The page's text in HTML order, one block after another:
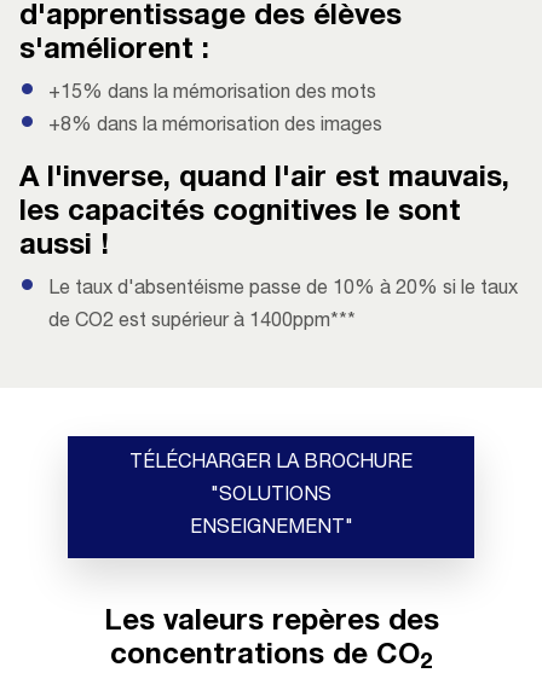
d'apprentissage des élèves
s'améliorent :
+15% dans la mémorisation des mots
+8% dans la mémorisation des images
A l'inverse, quand l'air est mauvais,
les capacités cognitives le sont
aussi !
Le taux d'absentéisme passe de 10% à 20% si le taux
de CO2 est supérieur à 1400ppm***
TÉLÉCHARGER LA BROCHURE
"SOLUTIONS
ENSEIGNEMENT"
Les valeurs repères des
concentrations de CO2